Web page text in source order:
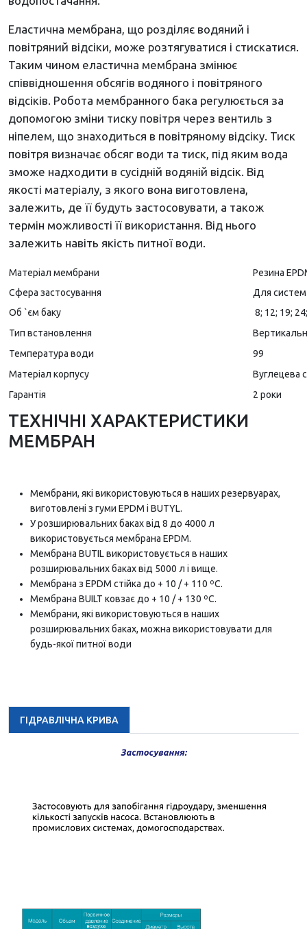
Еластична мембрана, що розділяє водяний і
повітряний відсіки, може розтягуватися і стискатися.
Таким чином еластична мембрана змінює
співвідношення обсягів водяного і повітряного
відсіків. Робота мембранного бака регулюється за
допомогою зміни тиску повітря через вентиль з
ніпелем, що знаходиться в повітряному відсіку. Тиск
повітря визначає обсяг води та тиск, під яким вода
зможе надходити в сусідній водяній відсік. Від
якості матеріалу, з якого вона виготовлена,
залежить, де її будуть застосовувати, а також
термін можливості її використання. Від нього
залежить навіть якість питної води.
Матеріал мембрани
Резина
Сфера застосування
Для систем
Об `єм баку
8; 12; 19;
Тип встановлення
Температура води
99
Матеріал корпусу
Вуглецева
Гарантія
2 роки
ТЕХНІЧНІ ХАРАКТЕРИСТИКИ
МЕМБРАН
Мембрани, які використовуються в наших резервуарах,
виготовлені з гуми EPDM і BUTYL.
У розширювальних баках від 8 до 4000 л
використовується мембрана EPDM.
Мембрана BUTIL використовується в наших
розширювальних баках від 5000 л і вище.
Мембрана з EPDM стійка до + 10 / + 110 ºC.
Мембрана BUILT ковзає до + 10 / + 130 ºC.
Мембрани, які використовуються в наших
розширювальних баках, можна використовувати для
будь-якої питної води
ГІДРАВЛІЧНА КРИВА